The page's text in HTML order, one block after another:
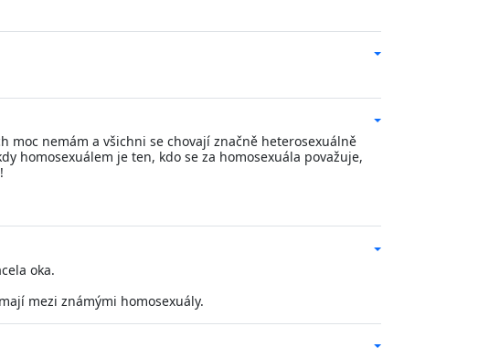
moc nemám a všichni se chovají značně heterosexuálně
homosexuálem je ten, kdo se za homosexuála považuje,
oka.
mezi známými homosexuály.